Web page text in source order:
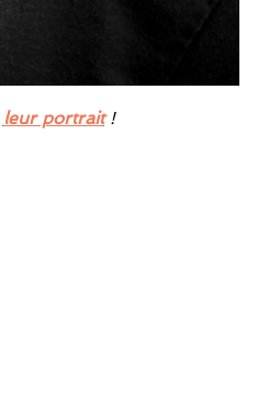
leur portrait!